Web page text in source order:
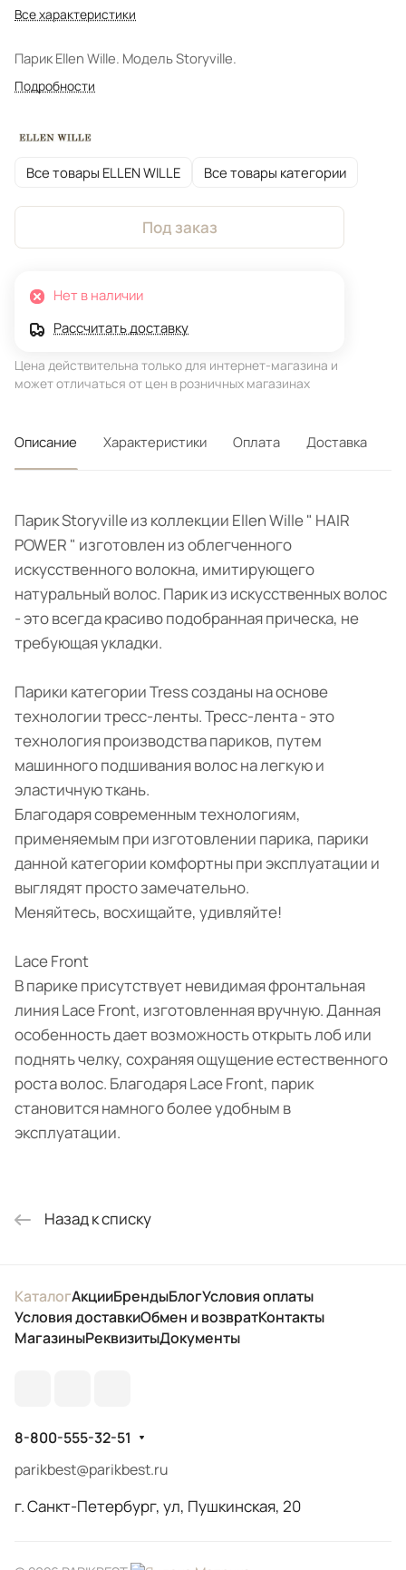
Все характеристики
Парик Ellen Wille. Модель Storyville.
Подробности
Все товары ELLEN WILLE Все товары категории
Под заказ
Нет в наличии
Рассчитать доставку
Цена действительна только для интернет-магазина и
может отличаться от цен в розничных магазинах
Описание Характеристики Оплата Доставка
Парик Storyville из коллекции Ellen Wille " HAIR
POWER " изготовлен из облегченного
искусственного волокна, имитирующего
натуральный волос. Парик из искусственных волос
- это всегда красиво подобранная прическа, не
требующая укладки.
Парики категории Tress созданы на основе
технологии тресс-ленты. Тресс-лента - это
технология производства париков, путем
машинного подшивания волос на легкую и
эластичную ткань.
Благодаря современным технологиям,
применяемым при изготовлении парика, парики
данной категории комфортны при эксплуатации и
выглядят просто замечательно.
Меняйтесь, восхищайте, удивляйте!
Lace Front
В парике присутствует невидимая фронтальная
линия Lace Front, изготовленная вручную. Данная
особенность дает возможность открыть лоб или
поднять челку, сохраняя ощущение естественного
роста волос. Благодаря Lace Front, парик
становится намного более удобным в
эксплуатации.
Назад к списку
КаталогАкцииБрендыБлогУсловия оплаты
Условия доставкиОбмен и возвратКонтакты
МагазиныРеквизитыДокументы
8-800-555-32-51
parikbest@parikbest.ru
г. Санкт-Петербург, ул, Пушкинская, 20